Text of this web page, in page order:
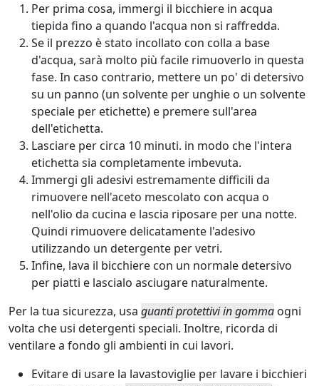
Per prima cosa, immergi il bicchiere in acqua
tiepida fino a quando l'acqua non si raffredda.
Se il prezzo è stato incollato con colla a base
d'acqua, sarà molto più facile rimuoverlo in questa
fase. In caso contrario, mettere un po' di detersivo
su un panno (un solvente per unghie o un solvente
speciale per etichette) e premere sull'area
dell'etichetta.
Lasciare per circa 10 minuti. in modo che l'intera
etichetta sia completamente imbevuta.
Immergi gli adesivi estremamente difficili da
rimuovere nell'aceto mescolato con acqua o
nell'olio da cucina e lascia riposare per una notte.
Quindi rimuovere delicatamente l'adesivo
utilizzando un detergente per vetri.
Infine, lava il bicchiere con un normale detersivo
per piatti e lascialo asciugare naturalmente.
Per la tua sicurezza, usa guanti protettivi in gomma ogni
volta che usi detergenti speciali. Inoltre, ricorda di
ventilare a fondo gli ambienti in cui lavori.
Evitare di usare la lavastoviglie per lavare i bicchieri